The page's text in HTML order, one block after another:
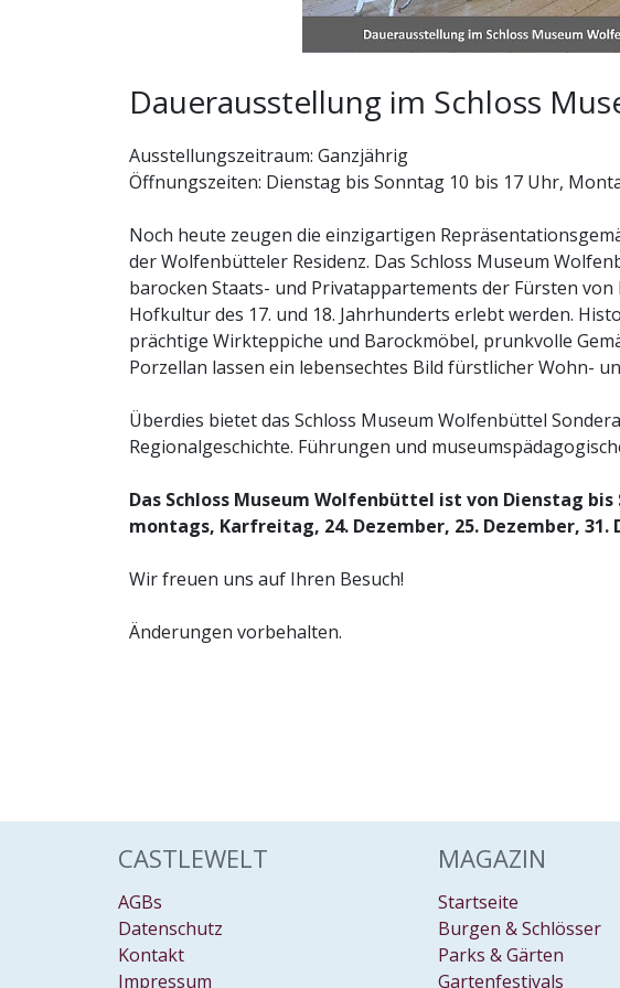
Dauerausstellung im Schloss
Ausstellungszeitraum: Ganzjährig
Öffnungszeiten: Dienstag bis Sonntag 10 bis 17 Uhr,
Noch heute zeugen die einzigartigen
der Wolfenbütteler Residenz. Das Schloss Museum
barocken Staats- und Privatappartements der Fürsten
Hofkultur des 17. und 18. Jahrhunderts erlebt werden.
prächtige Wirkteppiche und Barockmöbel, prunkvolle
Porzellan lassen ein lebensechtes Bild fürstlicher Wohn-
Überdies bietet das Schloss Museum Wolfenbüttel
Regionalgeschichte. Führungen und
Das Schloss Museum Wolfenbüttel ist von Dienstag
montags, Karfreitag, 24. Dezember, 25. Dezember, 31.
Wir freuen uns auf Ihren Besuch!
Änderungen vorbehalten.
CASTLEWELT
AGBs
Datenschutz
Kontakt
Impressum
MAGAZIN
Startseite
Burgen & Schlösser
Parks & Gärten
Gartenfestivals